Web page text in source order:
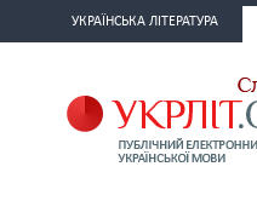
УКРАЇНСЬКА ЛІТЕРАТУРА